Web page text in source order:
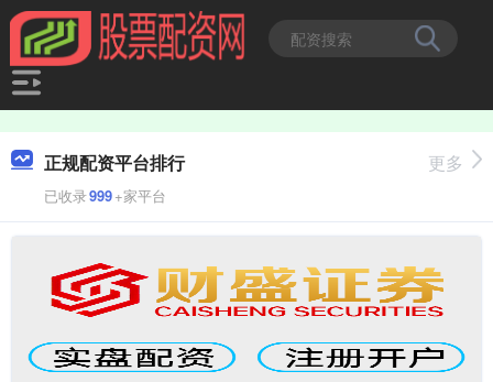
正规配资平台排行
已收录999+家平台
更多